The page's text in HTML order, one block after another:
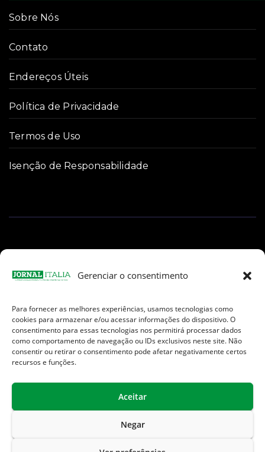
Gerenciar o consentimento
Para fornecer as melhores experiências, usamos tecnologias como
cookies para armazenar e/ou acessar informações do dispositivo. O
consentimento para essas tecnologias nos permitirá processar dados
como comportamento de navegação ou IDs exclusivos neste site. Não
consentir ou retirar o consentimento pode afetar negativamente certos
recursos e funções.
Aceitar
Negar
Sobre Nós
Contato
Endereços Úteis
Política de Privacidade
Termos de Uso
Isenção de Responsabilidade
Facebook
Instagram
TikTokYoutube
E-
mail
Jornal Italia é uma Marca registrada internacionalmente da We
Communication.